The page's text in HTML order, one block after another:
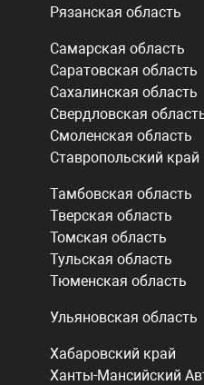
Рязанская область
Самарская область
Саратовская область
Сахалинская область
Свердловская
Смоленская область
Ставропольский край
Тамбовская область
Тверская область
Томская область
Тульская область
Тюменская область
Ульяновская область
Хабаровский край
Ханты-Мансийский